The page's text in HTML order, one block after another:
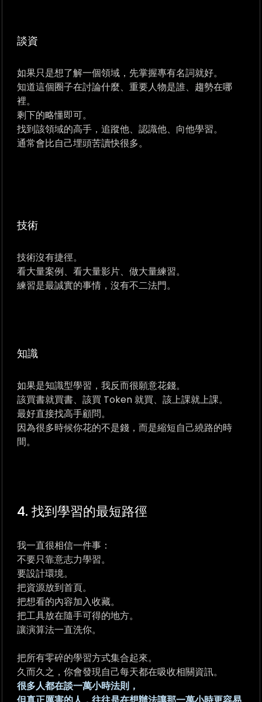
談資
如果只是想了解一個領域，先掌握專有名詞就好。
知道這個圈子在討論什麼、重要人物是誰、趨勢在哪
裡。
剩下的略懂即可。
找到該領域的高手，追蹤他、認識他、向他學習。
通常會比自己埋頭苦讀快很多。
技術
技術沒有捷徑。
看大量案例、看大量影片、做大量練習。
練習是最誠實的事情，沒有不二法門。
知識
如果是知識型學習，我反而很願意花錢。
該買書就買書、該買 Token 就買、該上課就上課。
最好直接找高手顧問。
因為很多時候你花的不是錢，而是縮短自己繞路的時
間。
4. 找到學習的最短路徑
我一直很相信一件事：
不要只靠意志力學習。
要設計環境。
把資源放到首頁。
把想看的內容加入收藏。
把工具放在隨手可得的地方。
讓演算法一直洗你。
把所有零碎的學習方式集合起來。
久而久之，你會發現自己每天都在吸收相關資訊。
很多人都在談一萬小時法則，